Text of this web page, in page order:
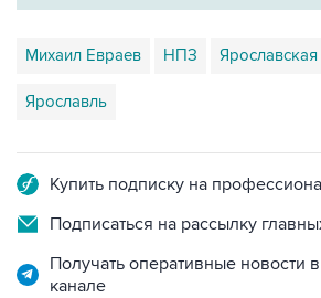
Михаил Евраев НПЗ
Ярославль
Купить подписку на
Подписаться на рассылку
Получать оперативные новости
канале